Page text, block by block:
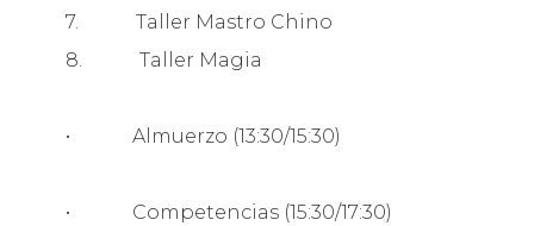
7. Taller Mastro Chino
8. Taller Magia
• Almuerzo (13:30/15:30)
• Competencias (15:30/17:30)